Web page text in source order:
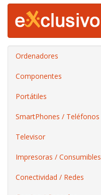
Ordenadores
Componentes
Portátiles
SmartPhones / Teléfonos
Televisor
Impresoras / Consumibles
Conectividad / Redes